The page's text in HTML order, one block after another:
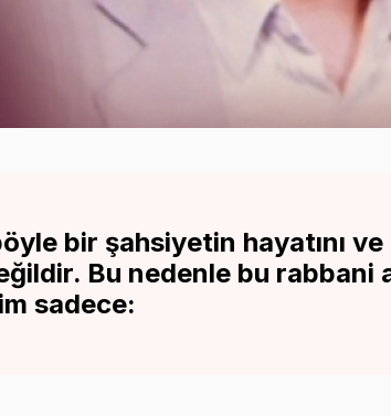
bir şahsiyetin hayatını
Bu nedenle bu rabbani
sadece: